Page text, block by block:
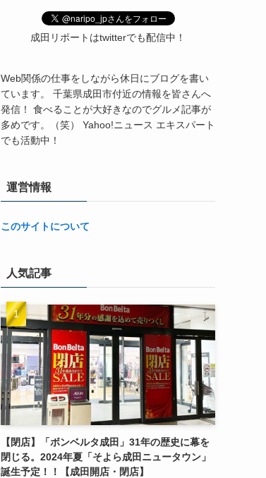
成田リポートはtwitterでも配信中！
Web関係の仕事をしながら休日にブログを書い
ています。 千葉県成田市付近の情報を皆さんへ
発信！ 食べることが大好きなのでグルメ記事が
多めです。（笑） Yahoo!ニュース エキスパート
でも活動中！
運営情報
このサイトについて
人気記事
【閉店】「ボンベルタ成田」31年の歴史に幕を
閉じる。2024年夏「そよら成田ニュータウン」
誕生予定！！【成田開店・閉店】